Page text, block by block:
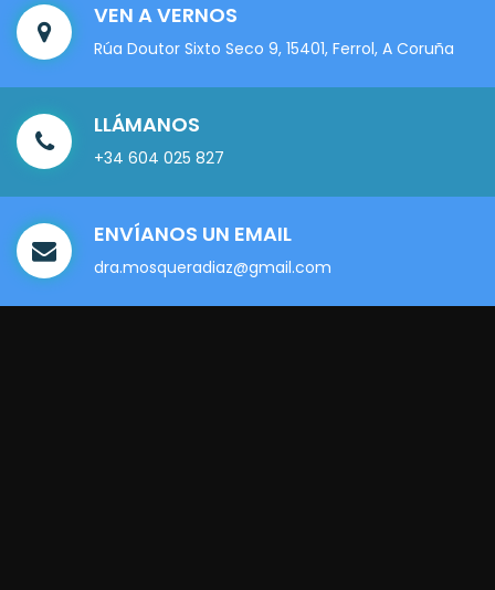
VEN A VERNOS
Rúa Doutor Sixto Seco 9, 15401, Ferrol, A Coruña
LLÁMANOS
+34 604 025 827
ENVÍANOS UN EMAIL
dra.mosqueradiaz@gmail.com